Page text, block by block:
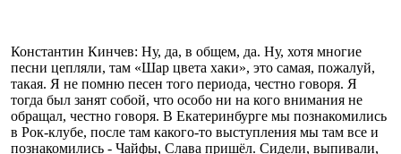
Константин Кинчев: Ну, да, в общем, да. Ну, хотя многие
песни цепляли, там «Шар цвета хаки», это самая, пожалуй,
такая. Я не помню песен того периода, честно говоря. Я
тогда был занят собой, что особо ни на кого внимания не
обращал, честно говоря. В Екатеринбурге мы познакомились
в Рок-клубе, после там какого-то выступления мы там все и
познакомились - Чайфы, Слава пришёл. Сидели, выпивали,